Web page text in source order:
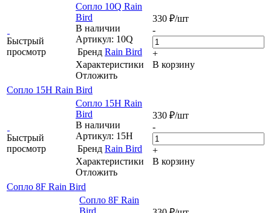
Быстрый
просмотр
Сопло 10Q Rain
Bird
В наличии
Артикул: 10Q
Бренд Rain Bird
Характеристики
Отложить
330 ₽/шт
-
+
В корзину
Сопло 15H Rain Bird
Быстрый
просмотр
Сопло 15H Rain
Bird
В наличии
Артикул: 15H
Бренд Rain Bird
Характеристики
Отложить
330 ₽/шт
-
+
В корзину
Сопло 8F Rain Bird
Сопло 8F Rain
Bird